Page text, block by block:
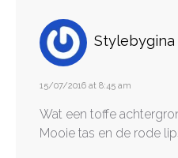
Stylebygina
15/07/2016 at 8:45 am
Wat een toffe
Mooie tas en de rode